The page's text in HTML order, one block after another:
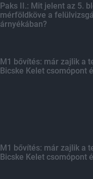
Paks II.: Mit jelent az 5.
mérföldköve a
árnyékában?
M1 bővítés: már zajlik a
Bicske Kelet csomópont
M1 bővítés: már zajlik a
Bicske Kelet csomópont